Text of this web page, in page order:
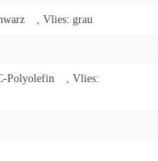
, Vlies: grau
Polyolefin
, Vlies: